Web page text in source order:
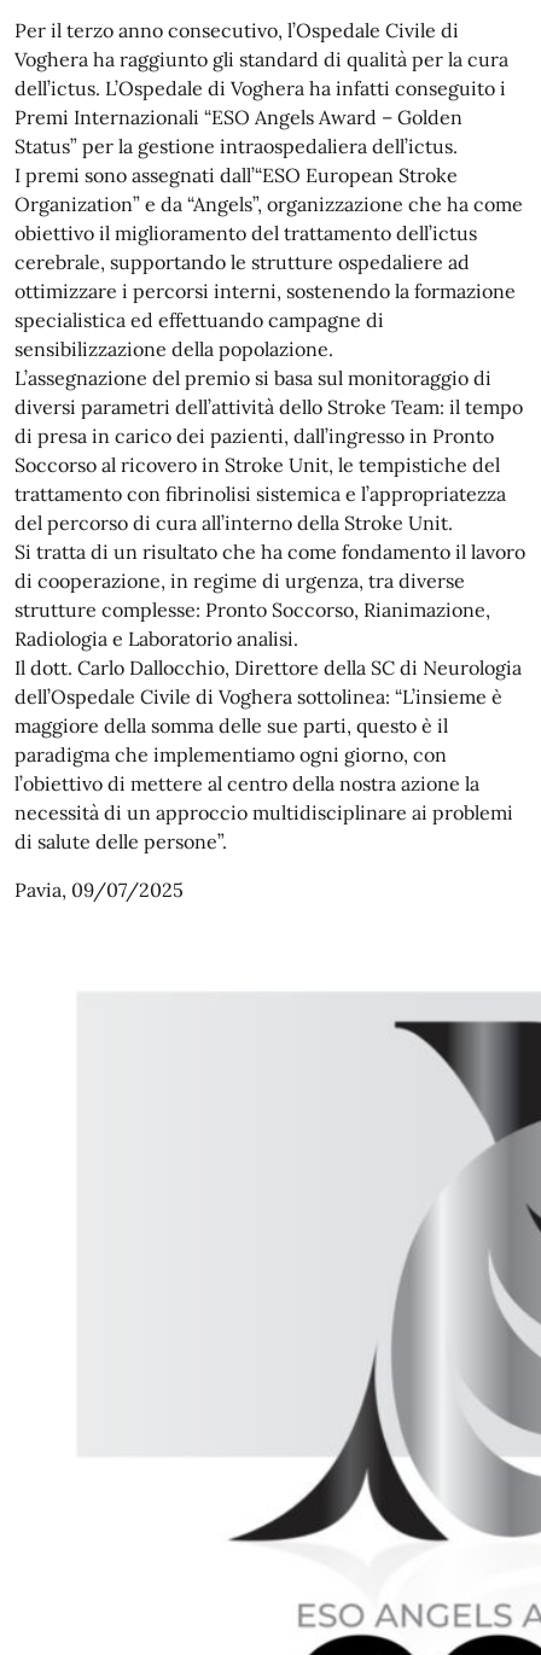
Per il terzo anno consecutivo, l’Ospedale Civile di
Voghera ha raggiunto gli standard di qualità per la cura
dell’ictus. L’Ospedale di Voghera ha infatti conseguito i
Premi Internazionali “ESO Angels Award – Golden
Status” per la gestione intraospedaliera dell’ictus.
I premi sono assegnati dall’“ESO European Stroke
Organization” e da “Angels”, organizzazione che ha come
obiettivo il miglioramento del trattamento dell’ictus
cerebrale, supportando le strutture ospedaliere ad
ottimizzare i percorsi interni, sostenendo la formazione
specialistica ed effettuando campagne di
sensibilizzazione della popolazione.
L’assegnazione del premio si basa sul monitoraggio di
diversi parametri dell’attività dello Stroke Team: il tempo
di presa in carico dei pazienti, dall’ingresso in Pronto
Soccorso al ricovero in Stroke Unit, le tempistiche del
trattamento con fibrinolisi sistemica e l’appropriatezza
del percorso di cura all’interno della Stroke Unit.
Si tratta di un risultato che ha come fondamento il lavoro
di cooperazione, in regime di urgenza, tra diverse
strutture complesse: Pronto Soccorso, Rianimazione,
Radiologia e Laboratorio analisi.
Il dott. Carlo Dallocchio, Direttore della SC di Neurologia
dell’Ospedale Civile di Voghera sottolinea: “L’insieme è
maggiore della somma delle sue parti, questo è il
paradigma che implementiamo ogni giorno, con
l’obiettivo di mettere al centro della nostra azione la
necessità di un approccio multidisciplinare ai problemi
di salute delle persone”.
Pavia, 09/07/2025